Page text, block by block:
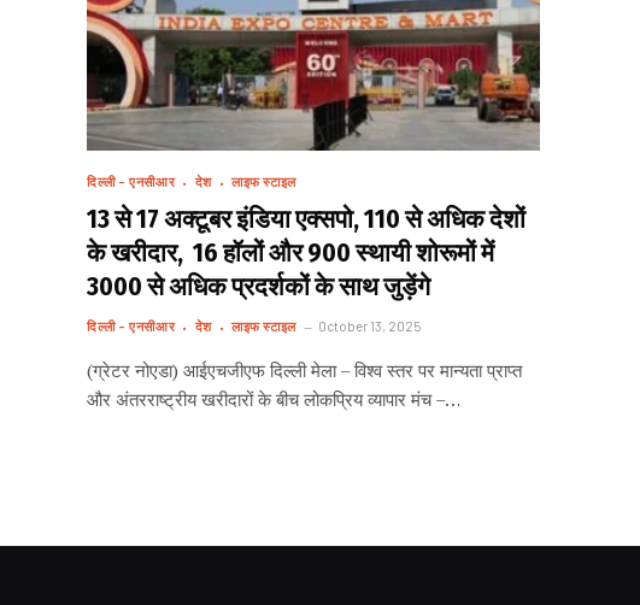
दिल्ली - एनसीआर देश लाइफ स्टाइल
13 से 17 अक्टूबर इंडिया एक्सपो, 110 से अधिक देशों
के खरीदार, 16 हॉलों और 900 स्थायी शोरूमों में
3000 से अधिक प्रदर्शकों के साथ जुड़ेंगे
दिल्ली - एनसीआर देश लाइफ स्टाइल October 13, 2025
(ग्रेटर नोएडा) आईएचजीएफ दिल्ली मेला – विश्व स्तर पर मान्यता प्राप्त
और अंतरराष्ट्रीय खरीदारों के बीच लोकप्रिय व्यापार मंच –…